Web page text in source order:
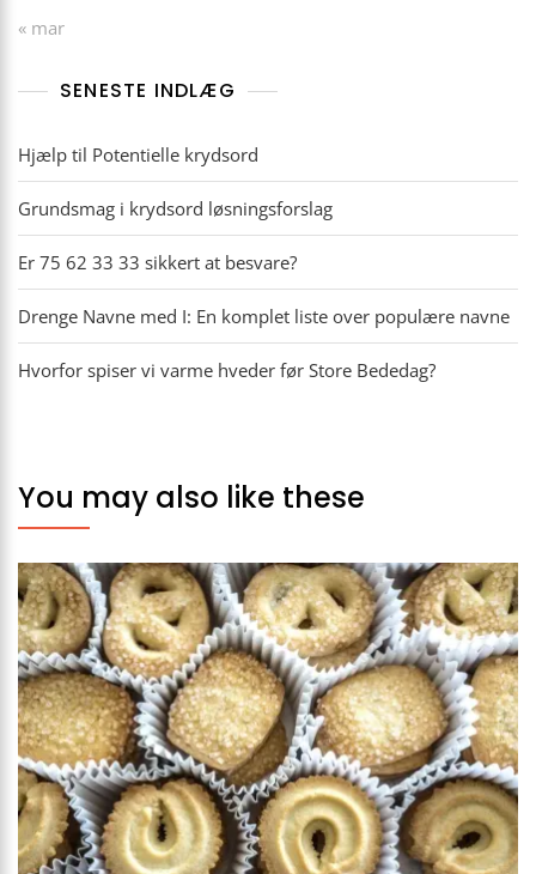
« mar
SENESTE INDLÆG
Hjælp til Potentielle krydsord
Grundsmag i krydsord løsningsforslag
Er 75 62 33 33 sikkert at besvare?
Drenge Navne med I: En komplet liste over populære navne
Hvorfor spiser vi varme hveder før Store Bededag?
You may also like these